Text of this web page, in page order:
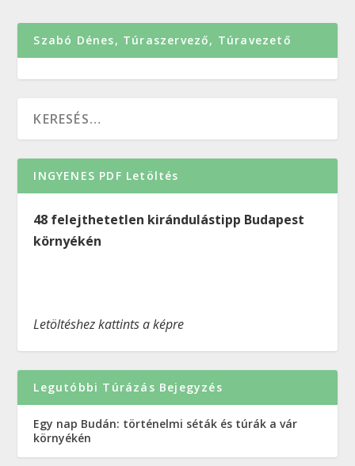
Szabó Dénes, Túraszervező, Túravezető
INGYENES PDF Letöltés
48 felejthetetlen kirándulástipp Budapest
környékén
Letöltéshez kattints a képre
Legutóbbi Túrázás Bejegyzés
Egy nap Budán: történelmi séták és túrák a vár
környékén